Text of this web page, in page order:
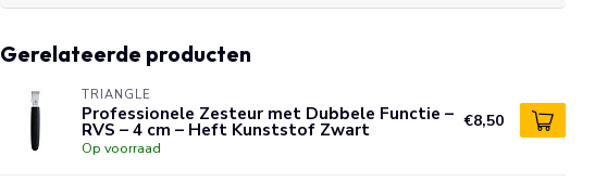
Gerelateerde producten
TRIANGLE
Professionele Zesteur met Dubbele Functie –
RVS – 4 cm – Heft Kunststof Zwart
Op voorraad
€8,50